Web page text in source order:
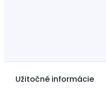
Užitočné informácie